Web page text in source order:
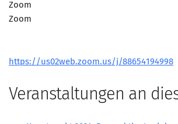
Clubführung
Zoom
Zoom
https://us02web.zoom.us/j/88654194998
Veranstaltungen an